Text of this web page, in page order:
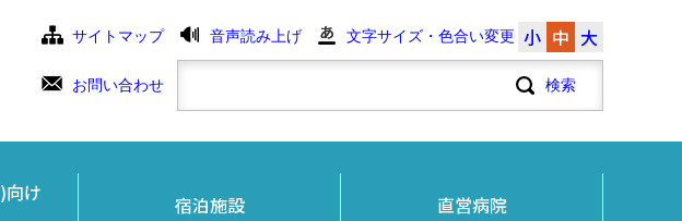
サイトマップ 音声読み上げ 文字サイズ・色合い変更 小 中 大
お問い合わせ
向け
宿泊施設 直営病院